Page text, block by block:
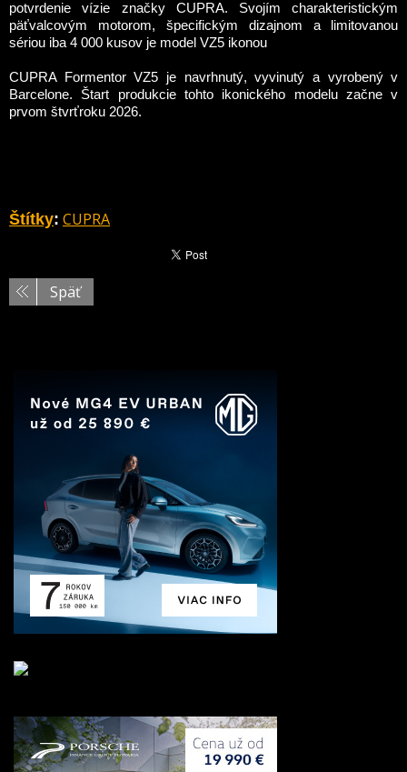
potvrdenie vízie značky CUPRA. Svojím charakteristickým
päťvalcovým motorom, špecifickým dizajnom a limitovanou
sériou iba 4 000 kusov je model VZ5 ikonou
CUPRA Formentor VZ5 je navrhnutý, vyvinutý a vyrobený v
Barcelone. Štart produkcie tohto ikonického modelu začne v
prvom štvrťroku 2026.
Štítky: CUPRA
Späť